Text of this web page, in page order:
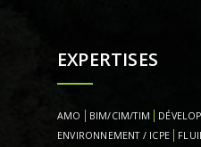
EXPERTISES
AMO BIM/CIM/TIM
ENVIRONNEMENT / ICPE